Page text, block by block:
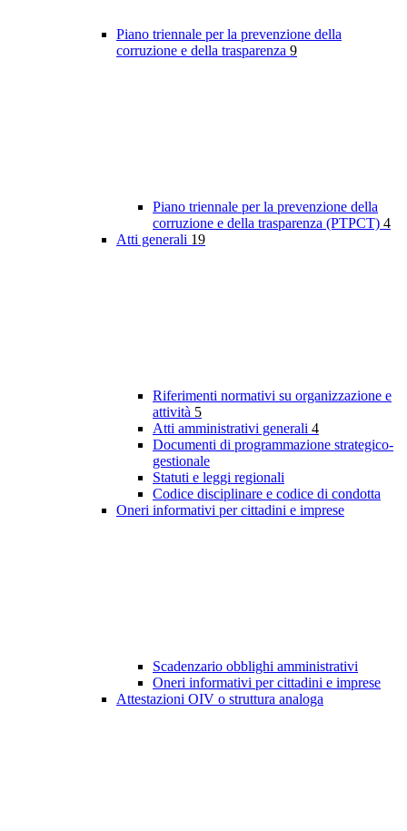
Piano triennale per la prevenzione della
corruzione e della trasparenza 9
Piano triennale per la prevenzione della
corruzione e della trasparenza (PTPCT) 4
Atti generali 19
Riferimenti normativi su organizzazione e
attività 5
Atti amministrativi generali 4
Documenti di programmazione strategico-
gestionale
Statuti e leggi regionali
Codice disciplinare e codice di condotta
Oneri informativi per cittadini e imprese
Scadenzario obblighi amministrativi
Oneri informativi per cittadini e imprese
Attestazioni OIV o struttura analoga